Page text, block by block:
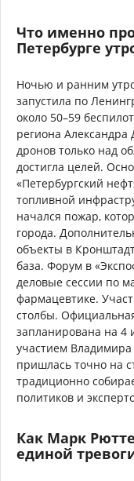
Что именно
Петербурге
Ночью и ранним
запустила по
около 50–59
региона
дронов только над
достигла целей.
«Петербургский
топливной
начался пожар,
города.
объекты в
база. Форум в
деловые сессии по
фармацевтике.
столбы.
запланирована на 4
участием
пришлась точно на
традиционно
политиков и
Как Марк
единой